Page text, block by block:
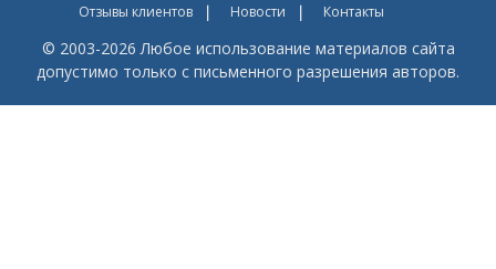
Отзывы клиентов
Новости Контакты
© 2003-2026 Любое использование материалов сайта
допустимо только с письменного разрешения авторов.